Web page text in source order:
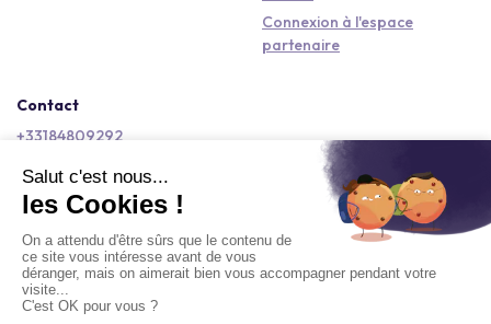
Connexion à l'espace
partenaire
Contact
+33184809292
Copyright © 2026 Kactus Tous droits réservés
Conditions générales d'utilisation
Mentions légales
Signaler un contenu